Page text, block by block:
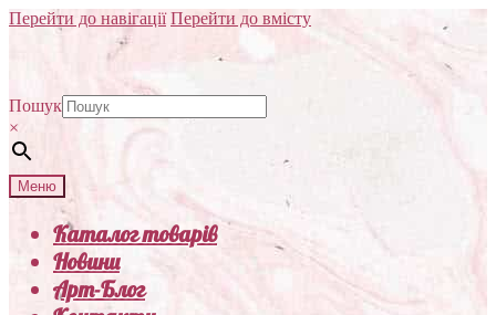
Перейти до навігації Перейти до вмісту
Пошук
×
Меню
Каталог товарів
Новини
Арт-Блог